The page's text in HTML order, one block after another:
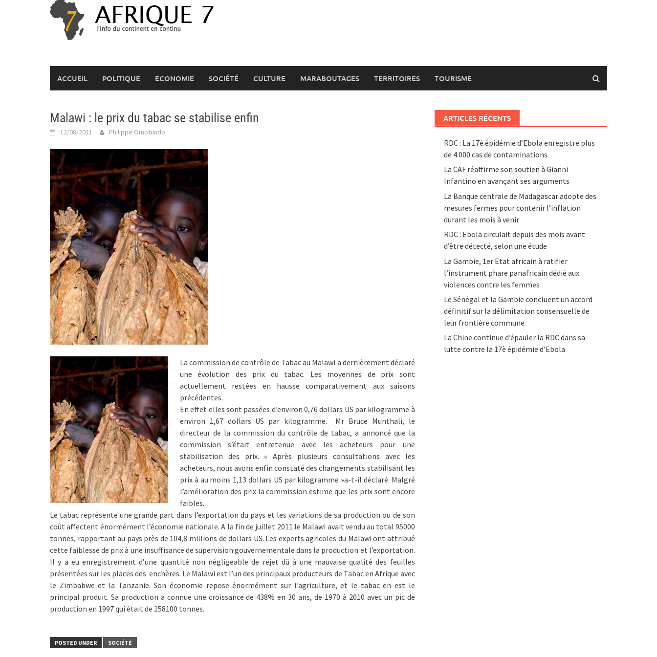
ACCUEIL POLITIQUE ECONOMIE SOCIÉTÉ CULTURE MARABOUTAGES TERRITOIRES TOURISME
Malawi : le prix du tabac se stabilise enfin
12/08/2011 Philippe Omotundo
La commission de contrôle de Tabac au Malawi a dernièrement déclaré
une évolution des prix du tabac. Les moyennes de prix sont
actuellement restées en hausse comparativement aux saisons
précédentes.
En effet elles sont passées d’environ 0,76 dollars US par kilogramme à
environ 1,67 dollars US par kilogramme. Mr Bruce Munthali, le
directeur de la commission du contrôle de tabac, a annoncé que la
commission s’était entretenue avec les acheteurs pour une
stabilisation des prix. « Après plusieurs consultations avec les
acheteurs, nous avons enfin constaté des changements stabilisant les
prix à au moins 1,13 dollars US par kilogramme »a-t-il déclaré. Malgré
l’amélioration des prix la commission estime que les prix sont encore
faibles.
Le tabac représente une grande part dans l’exportation du pays et les variations de sa production ou de son
coût affectent énormément l’économie nationale. A la fin de juillet 2011 le Malawi avait vendu au total 95000
tonnes, rapportant au pays près de 104,8 millions de dollars US. Les experts agricoles du Malawi ont attribué
cette faiblesse de prix à une insuffisance de supervision gouvernementale dans la production et l’exportation.
Il y a eu enregistrement d’une quantité non négligeable de rejet dû à une mauvaise qualité des feuilles
présentées sur les places des enchères. Le Malawi est l’un des principaux producteurs de Tabac en Afrique avec
le Zimbabwe et la Tanzanie. Son économie repose énormément sur l’agriculture, et le tabac en est le
principal produit. Sa production a connue une croissance de 438% en 30 ans, de 1970 à 2010 avec un pic de
production en 1997 qui était de 158100 tonnes.
POSTED UNDER SOCIÉTÉ
ARTICLES RÉCENTS
RDC : La 17è épidémie d’Ebola enregistre plus
de 4.000 cas de contaminations
La CAF réaffirme son soutien à Gianni
Infantino en avançant ses arguments
La Banque centrale de Madagascar adopte des
mesures fermes pour contenir l’inflation
durant les mois à venir
RDC : Ebola circulait depuis des mois avant
d’être détecté, selon une étude
La Gambie, 1er Etat africain à ratifier
l’instrument phare panafricain dédié aux
violences contre les femmes
Le Sénégal et la Gambie concluent un accord
définitif sur la délimitation consensuelle de
leur frontière commune
La Chine continue d’épauler la RDC dans sa
lutte contre la 17è épidémie d’Ebola